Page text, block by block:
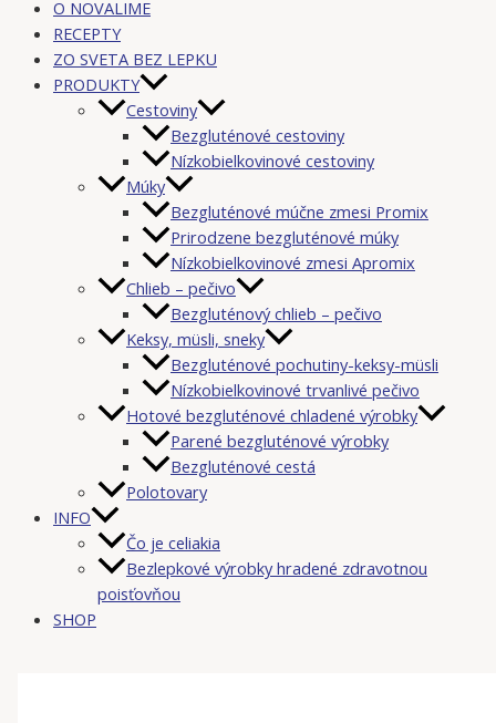
O NOVALIME
RECEPTY
ZO SVETA BEZ LEPKU
PRODUKTY
Cestoviny
Bezgluténové cestoviny
Nízkobielkovinové cestoviny
Múky
Bezgluténové múčne zmesi Promix
Prirodzene bezgluténové múky
Nízkobielkovinové zmesi Apromix
Chlieb – pečivo
Bezgluténový chlieb – pečivo
Keksy, müsli, sneky
Bezgluténové pochutiny-keksy-müsli
Nízkobielkovinové trvanlivé pečivo
Hotové bezgluténové chladené výrobky
Parené bezgluténové výrobky
Bezgluténové cestá
Polotovary
INFO
Čo je celiakia
Bezlepkové výrobky hradené zdravotnou
poisťovňou
SHOP